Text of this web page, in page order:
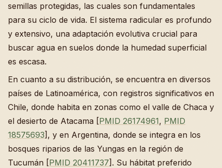
semillas protegidas, las cuales son fundamentales
para su ciclo de vida. El sistema radicular es profundo
y extensivo, una adaptación evolutiva crucial para
buscar agua en suelos donde la humedad superficial
es escasa.
En cuanto a su distribución, se encuentra en diversos
países de Latinoamérica, con registros significativos en
Chile, donde habita en zonas como el valle de Chaca y
el desierto de Atacama [PMID 26174961, PMID
18575693], y en Argentina, donde se integra en los
bosques riparios de las Yungas en la región de
Tucumán [PMID 20411737]. Su hábitat preferido